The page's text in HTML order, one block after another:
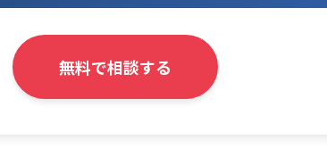
無料で相談する